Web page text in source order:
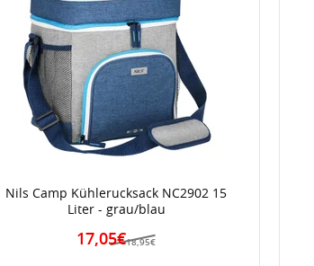
Nils Camp Kühlerucksack NC2902 15
Liter - grau/blau
18,95€
17,05€